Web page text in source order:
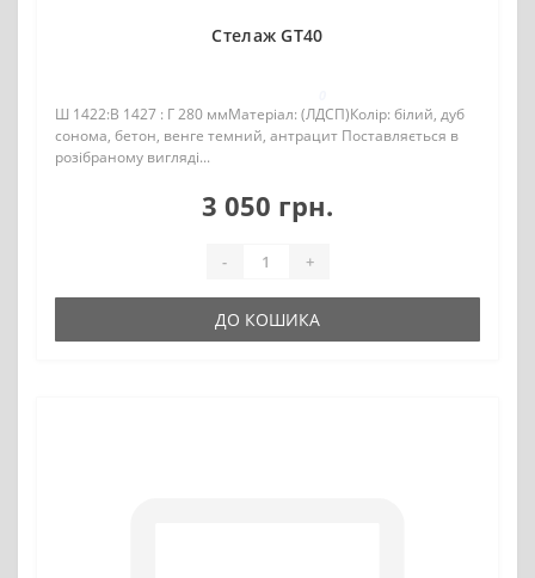
Стелаж GT40
Ш 1422:В 1427 : Г 280 ммМатеріал: (ЛДСП)Колір: білий, дуб
сонома, бетон, венге темний, антрацит Поставляється в
розібраному вигляді...
3 050 грн.
- +
ДО КОШИКА